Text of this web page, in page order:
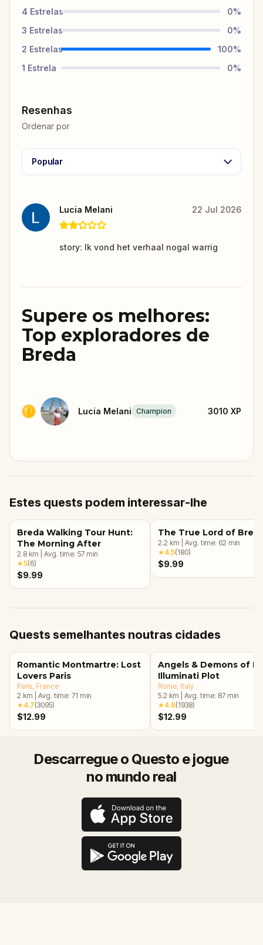
4 Estrelas 0%
3 Estrelas 0%
2 Estrelas 100%
1 Estrela 0%
Resenhas
Ordenar por
Popular
Lucia Melani 22 Jul 2026
story: Ik vond het verhaal nogal warrig
Supere os melhores:
Top exploradores de
Breda
Lucia Melani Champion 3010 XP
Estes quests podem interessar-lhe
Breda Walking Tour Hunt:
The Morning After
2.8 km Avg. time: 57 min
★5(6)
$9.99
The True Lord of
2.2 km Avg. time: 62 min
★4.5(180)
$9.99
Quests semelhantes noutras cidades
Romantic Montmartre: Lost
Lovers Paris
Paris , France
2 km Avg. time: 71 min
★4.7(3095)
$12.99
Angels & Demons of
Illuminati Plot
Rome , Italy
5.2 km Avg. time: 87 min
★4.6(1938)
$12.99
Descarregue o Questo e jogue
no mundo real